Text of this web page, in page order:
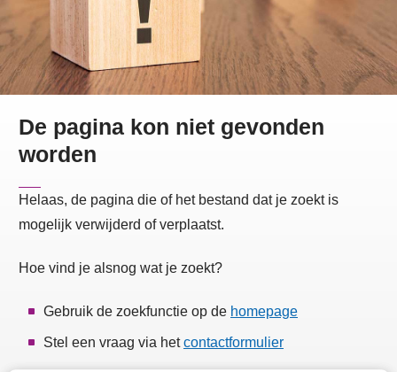
De pagina kon niet gevonden
worden
Helaas, de pagina die of het bestand dat je zoekt is
mogelijk verwijderd of verplaatst.
Hoe vind je alsnog wat je zoekt?
Gebruik de zoekfunctie op de homepage
Stel een vraag via hetcontactformulier